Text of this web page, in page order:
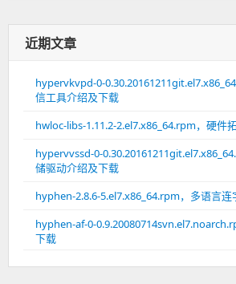
近期文章
hypervkvpd-0-
信工具介绍及下载
hwloc-libs-1.11.2-2.el7.x86_64.rpm，硬件
hypervvssd-0-
储驱动介绍及下载
hyphen-2.8.6-5.el7.x86_64.rpm，多语言连
hyphen-af-0-
下载